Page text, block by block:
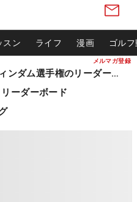
メルマガ登録
スン ライフ 漫画 ゴル
松山英樹ら出場 ウィンダム選手権のリーダーボード
ーダーボード